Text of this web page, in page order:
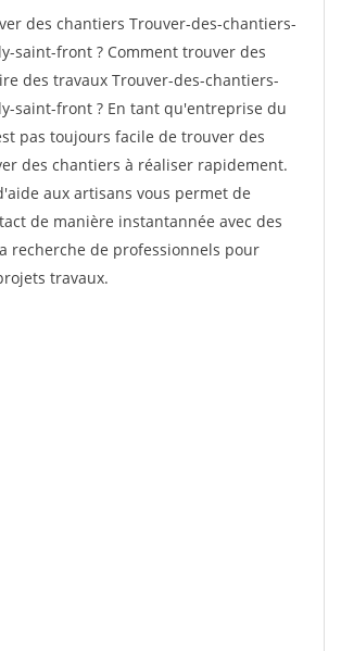
des chantiers Trouver-des-chantiers-
saint-front ? Comment trouver des
des travaux Trouver-des-chantiers-
saint-front ? En tant qu'entreprise du
pas toujours facile de trouver des
des chantiers à réaliser rapidement.
aux artisans vous permet de
de manière instantannée avec des
recherche de professionnels pour
travaux.